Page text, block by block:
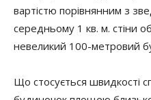
вартістю порівнянним з
середньому 1 кв. м. стіни
невеликий 100-метровий
Що стосується швидкості